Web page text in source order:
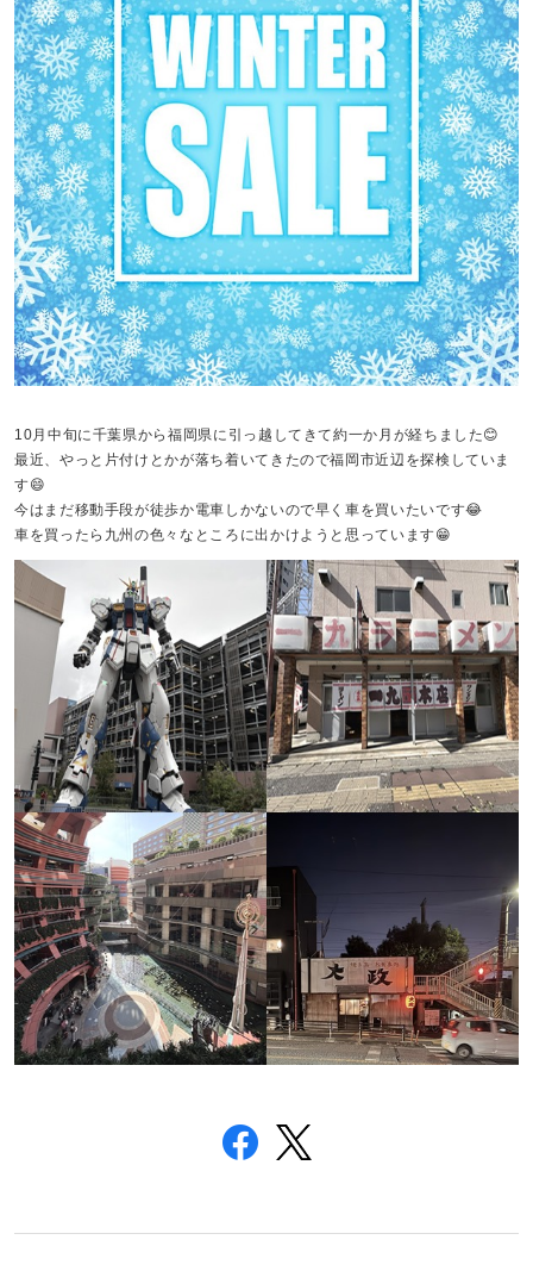
10月中旬に千葉県から福岡県に引っ越してきて約一か月が経ちました😊
最近、やっと片付けとかが落ち着いてきたので福岡市近辺を探検していま
す😄
今はまだ移動手段が徒歩か電車しかないので早く車を買いたいです😂
車を買ったら九州の色々なところに出かけようと思っています😁